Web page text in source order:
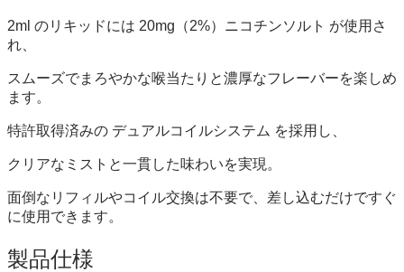
2ml のリキッドには 20mg（2%）ニコチンソルト が使用さ
れ、
スムーズでまろやかな喉当たりと濃厚なフレーバーを楽しめ
ます。
特許取得済みの デュアルコイルシステム を採用し、
クリアなミストと一貫した味わいを実現。
面倒なリフィルやコイル交換は不要で、差し込むだけですぐ
に使用できます。
製品仕様